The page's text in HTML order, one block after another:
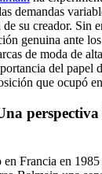
demandas
su creador. Sin
genuina ante
de moda de
del papel
que ocupó
Francia en